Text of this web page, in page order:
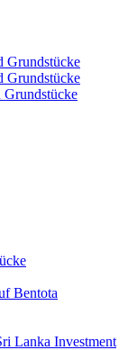
Grundstücke
Grundstücke
Grundstücke
Bentota
Lanka Investment